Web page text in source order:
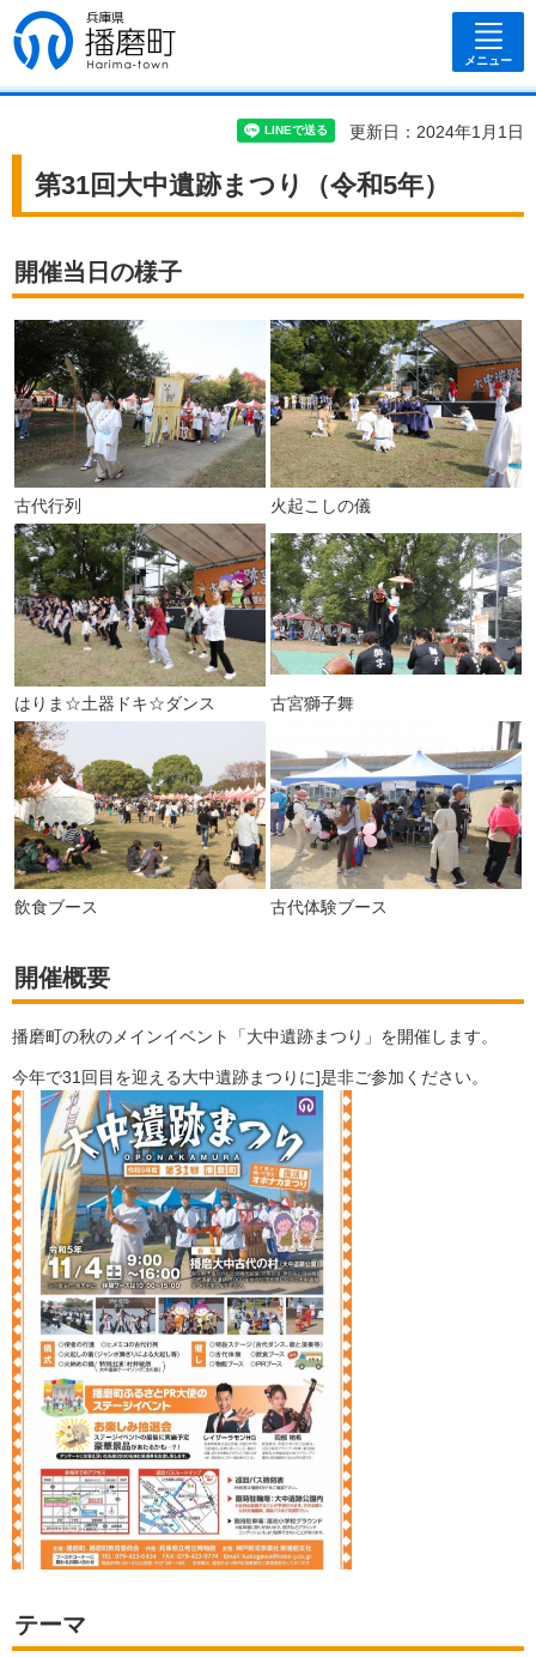
兵庫県 播磨
町
メニュー
更新日：2024年1月1日
第31回大中遺跡まつり（令和5年）
開催当日の様子
古代行列 火起こしの儀
はりま☆土器ドキ☆ダンス 古宮獅子舞
飲食ブース 古代体験ブース
開催概要
播磨町の秋のメインイベント「大中遺跡まつり」を開催します。
今年で31回目を迎える大中遺跡まつりに]是非ご参加ください。
テーマ